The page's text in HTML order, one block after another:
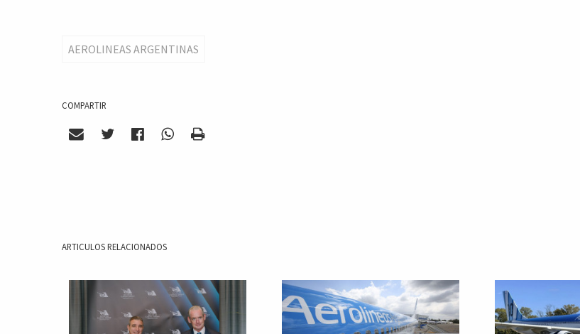
AEROLINEAS ARGENTINAS
COMPARTIR
ARTICULOS RELACIONADOS